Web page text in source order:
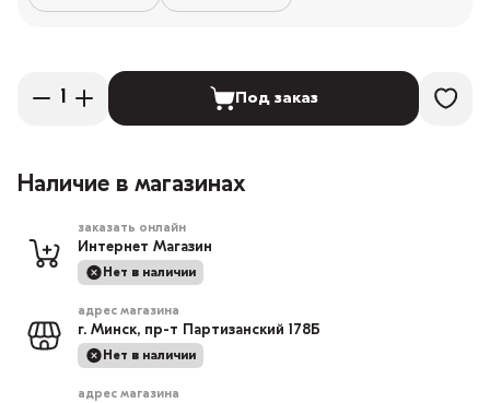
Под заказ
Наличие в магазинах
заказать онлайн
Интернет Магазин
Нет в наличии
адрес магазина
г. Минск, пр-т Партизанский 178Б
Нет в наличии
адрес магазина